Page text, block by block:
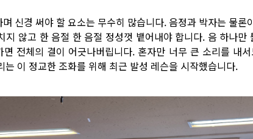
신경 써야 할 요소는 무수히 많습니다. 음정과 박자는 물
지 않고 한 음절 한 음절 정성껏 뱉어내야 합니다. 음 하나
면 전체의 결이 어긋나버립니다. 혼자만 너무 큰 소리를 내
는 이 정교한 조화를 위해 최근 발성 레슨을 시작했습니다.